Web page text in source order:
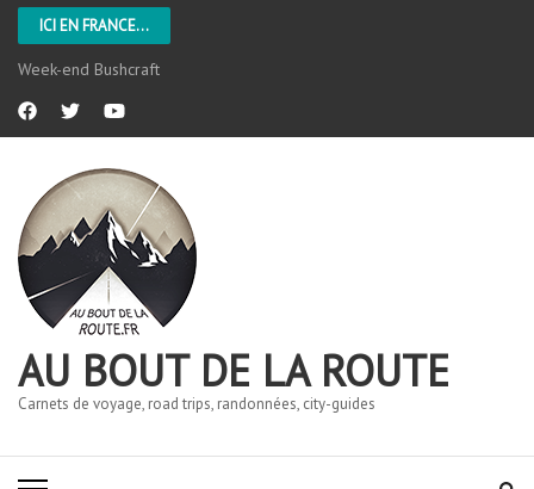
ICI EN FRANCE...
Week-end Bushcraft
AU BOUT DE LA ROUTE
Carnets de voyage, road trips, randonnées, city-guides